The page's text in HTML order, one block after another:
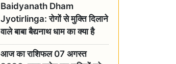
Baidyanath Dham
Jyotirlinga: रोगों से मुक्ति दिलाने
वाले बाबा बैद्यनाथ धाम का क्या है
रावण से संबंध? जानिए ज्योतिर्लिंग की
महिमा
आज का राशिफल 07 अगस्त